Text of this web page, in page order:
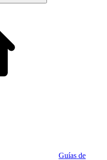
Guías de